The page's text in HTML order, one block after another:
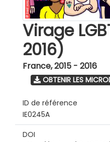
Virage
2016)
France,2015 - 2016
OBTENIR LES
ID de référence
IE0245A
DOI